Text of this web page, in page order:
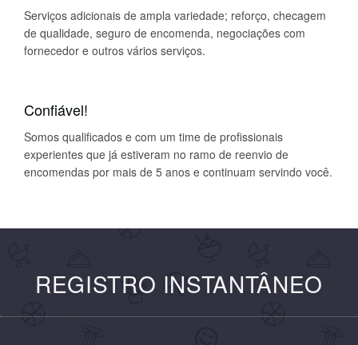
Serviços adicionais de ampla variedade; reforço, checagem
de qualidade, seguro de encomenda, negociações com
fornecedor e outros vários serviços.
Confiável!
Somos qualificados e com um time de profissionais
experientes que já estiveram no ramo de reenvio de
encomendas por mais de 5 anos e continuam servindo você.
REGISTRO INSTANTÂNEO